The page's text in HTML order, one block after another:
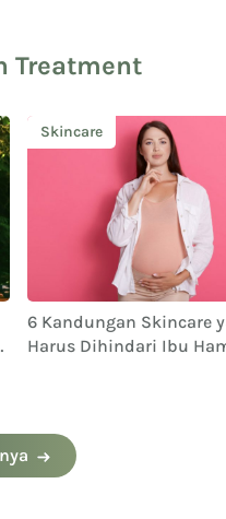
Treatment
Skincare
6 Kandungan Skincare
Harus Dihindari Ibu